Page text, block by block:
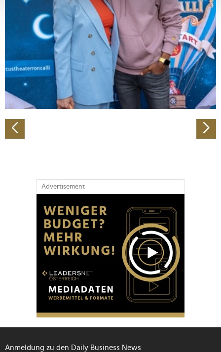
Erfahren Sie mehr darüber, wie Ihre persönlichen Daten
verarbeitet werden, und legen Sie Ihre Präferenzen im
Abschnitt Einzelheiten fest.
Wir verwenden Cookies, um Inhalte und Anzeigen zu
personalisieren, Funktionen für soziale Medien anbieten
zu können und die Zugriffe auf unsere Website zu
analysieren. Außerdem geben wir Informationen zu Ihrer
Verwendung unserer Website an unsere Partner für
Partner führen diese Informationen möglicherweise mit
weiteren Daten zusammen, die Sie ihnen bereitgestellt
Advertisement
Anmeldung zu den Daily Business News